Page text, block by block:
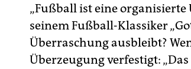
„Fußball ist eine
seinem Fußball-Klassiker
Überraschung ausbleibt?
Überzeugung verfestigt: